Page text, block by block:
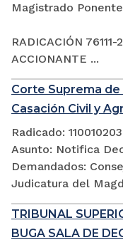
Magistrado Ponente
RADICACIÓN
ACCIONANTE ...
Corte Suprema de
Casación Civil y
Radicado:
Asunto: Notifica
Demandados:
Judicatura del
TRIBUNAL
BUGA SALA DE